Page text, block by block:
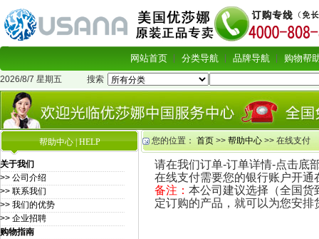
网站首页 分类导航 品牌导航 购物帮
2026/8/7 星期五 搜索
帮助中心 | HELP
关于我们
>> 公司介绍
>> 联系我们
>> 我们的优势
>> 企业招聘
购物指南
您的位置： 首页 >> 帮助中心 >> 在线支付
请在我们订单-订单详情-点击底
在线支付需要您的银行账户开通
备注： 本公司建议选择（全国货
定订购的产品，就可以为您安排